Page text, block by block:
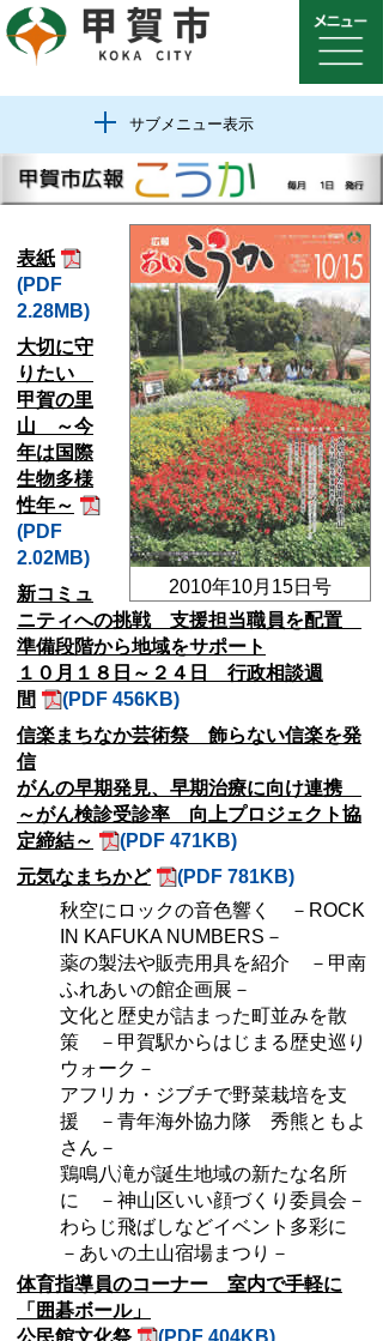
サブメニュー表示
2010年10月15日号
表紙
(PDF
2.28MB)
大切に守
りたい
甲賀の里
山 ～今
年は国際
生物多様
性年～
(PDF
2.02MB)
新コミュ
ニティへの挑戦 支援担当職員を配置
準備段階から地域をサポート
１０月１８日～２４日 行政相談週
間
(PDF 456KB)
信楽まちなか芸術祭 飾らない信楽を発
信
がんの早期発見、早期治療に向け連携
～がん検診受診率 向上プロジェクト協
定締結～
(PDF 471KB)
元気なまちかど
(PDF 781KB)
秋空にロックの音色響く －ROCK
IN KAFUKA NUMBERS－
薬の製法や販売用具を紹介 －甲南
ふれあいの館企画展－
文化と歴史が詰まった町並みを散
策 －甲賀駅からはじまる歴史巡り
ウォーク－
アフリカ・ジブチで野菜栽培を支
援 －青年海外協力隊 秀熊ともよ
さん－
鶏鳴八滝が誕生地域の新たな名所
に －神山区いい顔づくり委員会－
わらじ飛ばしなどイベント多彩に
－あいの土山宿場まつり－
体育指導員のコーナー 室内で手軽に
「囲碁ボール」